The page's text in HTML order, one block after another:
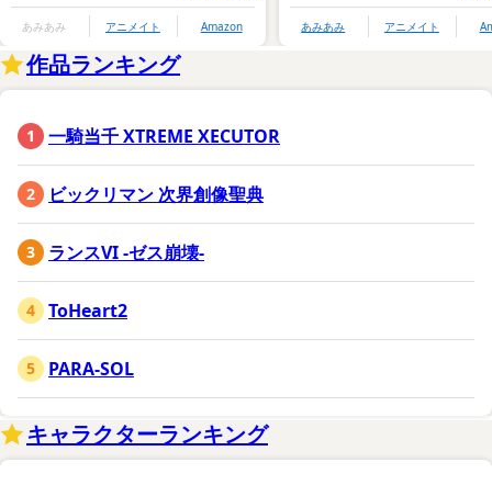
あみあみ アニメイト Amazon あみあみ アニメイト
作品ランキング
一騎当千 XTREME XECUTOR
ビックリマン 次界創像聖典
ランスVI -ゼス崩壊-
ToHeart2
PARA-SOL
キャラクターランキング